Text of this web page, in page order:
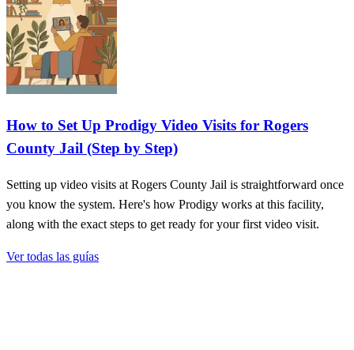
How to Set Up Prodigy Video Visits for Rogers
County Jail (Step by Step)
Setting up video visits at Rogers County Jail is straightforward once
you know the system. Here's how Prodigy works at this facility,
along with the exact steps to get ready for your first video visit.
Ver todas las guías